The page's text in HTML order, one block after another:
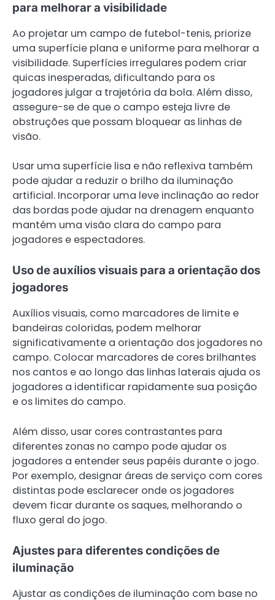
para melhorar a visibilidade
Ao projetar um campo de futebol-tenis, priorize
uma superfície plana e uniforme para melhorar a
visibilidade. Superfícies irregulares podem criar
quicas inesperadas, dificultando para os
jogadores julgar a trajetória da bola. Além disso,
assegure-se de que o campo esteja livre de
obstruções que possam bloquear as linhas de
visão.
Usar uma superfície lisa e não reflexiva também
pode ajudar a reduzir o brilho da iluminação
artificial. Incorporar uma leve inclinação ao redor
das bordas pode ajudar na drenagem enquanto
mantém uma visão clara do campo para
jogadores e espectadores.
Uso de auxílios visuais para a orientação dos
jogadores
Auxílios visuais, como marcadores de limite e
bandeiras coloridas, podem melhorar
significativamente a orientação dos jogadores no
campo. Colocar marcadores de cores brilhantes
nos cantos e ao longo das linhas laterais ajuda os
jogadores a identificar rapidamente sua posição
e os limites do campo.
Além disso, usar cores contrastantes para
diferentes zonas no campo pode ajudar os
jogadores a entender seus papéis durante o jogo.
Por exemplo, designar áreas de serviço com cores
distintas pode esclarecer onde os jogadores
devem ficar durante os saques, melhorando o
fluxo geral do jogo.
Ajustes para diferentes condições de
iluminação
Ajustar as condições de iluminação com base no